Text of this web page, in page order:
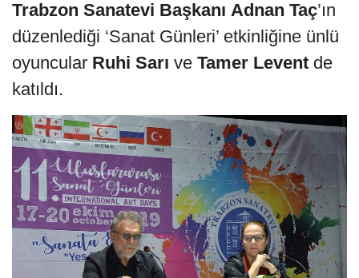
Trabzon Sanatevi Başkanı Adnan Taç’ın
düzenlediği ‘Sanat Günleri’ etkinliğine ünlü
oyuncular Ruhi Sarı ve Tamer Levent de
katıldı.